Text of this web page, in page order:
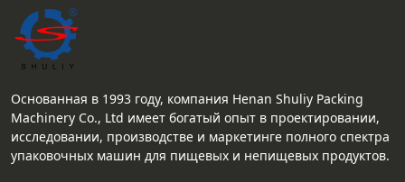
Основанная в 1993 году, компания Henan Shuliy Packing
Machinery Co., Ltd имеет богатый опыт в проектировании,
исследовании, производстве и маркетинге полного спектра
упаковочных машин для пищевых и непищевых продуктов.